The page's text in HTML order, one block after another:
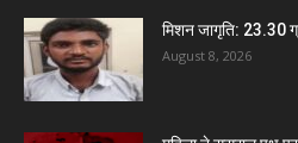
मिशन जागृति: 23.30
August 8, 2026